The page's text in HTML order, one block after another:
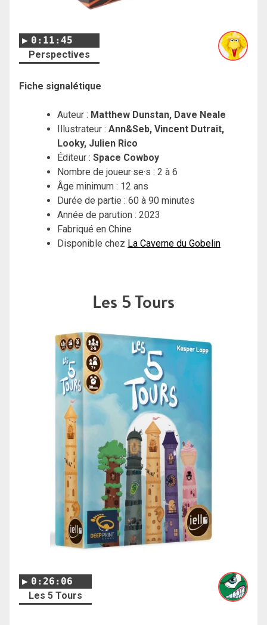
0:11:45
Perspectives
Fiche signalétique
Auteur : Matthew Dunstan, Dave Neale
Illustrateur : Ann&Seb, Vincent Dutrait,
Looky, Julien Rico
Éditeur : Space Cowboy
Nombre de joueur·se·s : 2 à 6
Âge minimum : 12 ans
Durée de partie : 60 à 90 minutes
Année de parution : 2023
Fabriqué en Chine
Disponible chez La Caverne du Gobelin
Les 5 Tours
0:26:06
Les 5 Tours